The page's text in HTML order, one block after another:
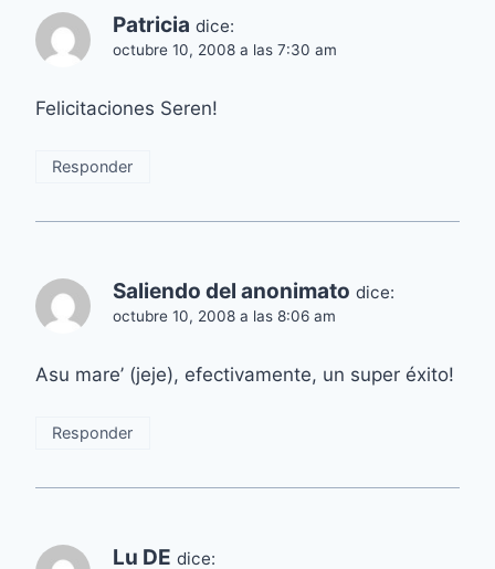
Patricia dice:
octubre 10, 2008 a las 7:30 am
Felicitaciones Seren!
Responder
Saliendo del anonimato dice:
octubre 10, 2008 a las 8:06 am
Asu mare’ (jeje), efectivamente, un super éxito!
Responder
Lu DE dice: